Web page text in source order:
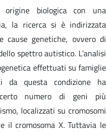
origine biologica con una
la ricerca si è indirizzata
cause genetiche, ovvero di
spettro autistico. L’analisi
effettuati su famiglie
da questa condizione ha
numero di geni più
localizzati su cromosomi
cromosoma X. Tuttavia le